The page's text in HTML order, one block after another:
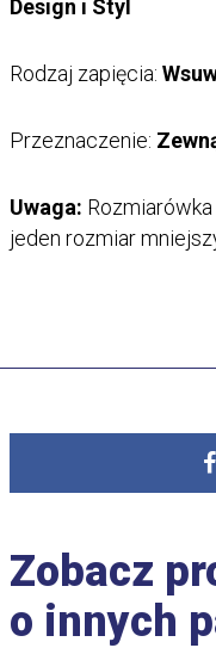
Design i Styl
Rodzaj zapięcia:
Przeznaczenie:
Uwaga:
jeden rozmiar
Zobacz
o innych